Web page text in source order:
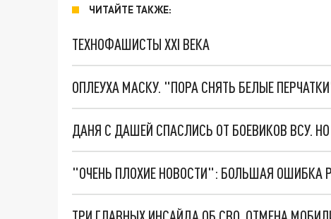
ЧИТАЙТЕ ТАКЖЕ:
ТЕХНОФАШИСТЫ XXI ВЕКА
ОПЛЕУХА МАСКУ. "ПОРА СНЯТЬ БЕЛЫЕ
ДАНЯ С ДАШЕЙ СПАСЛИСЬ ОТ БОЕВИКОВ ВСУ.